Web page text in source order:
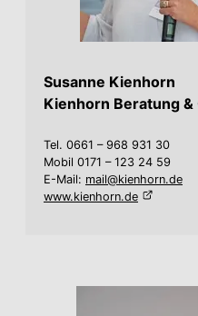
Susanne Kienhorn
Kienhorn Beratung &
Tel. 0661 – 968 931 30
Mobil 0171 – 123 24 59
E-Mail: mail@kienhorn.de
www.kienhorn.de